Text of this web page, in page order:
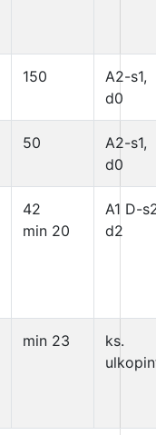
150
A2-s1,
d0
50
A2-s1,
d0
42
min 20
A1 D-
d2
min 23
ks.